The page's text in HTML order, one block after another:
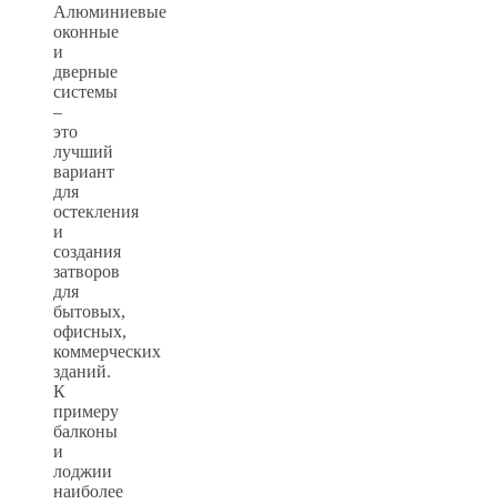
Алюминиевые
оконные
и
дверные
системы
–
это
лучший
вариант
для
остекления
и
создания
затворов
для
бытовых,
офисных,
коммерческих
зданий.
К
примеру
балконы
и
лоджии
наиболее